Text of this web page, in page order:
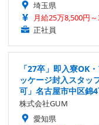
埼玉県
月給25万8,500円
正社員
「27卒」即入寮OK
ッケージ封入スタッ
可」名古屋市中区錦4
株式会社GUM
愛知県